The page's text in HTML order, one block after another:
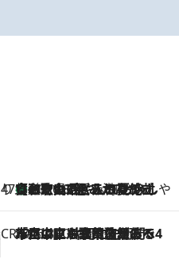
47都道府県の手みやげ ひんやりスイーツで夏を満喫
2026.8.9
【和歌山県】この夏絶対食べたい 冷やしておいしいおやつ3選 みかんがごろっと丸ごと入ったジュレ
CREA'S CHOICE
2026.8.7
「立川にも歌舞伎があるんだよ」 片岡仁左衛門・市川中車ら豪華座組みで4年目の立川立飛歌舞伎へ